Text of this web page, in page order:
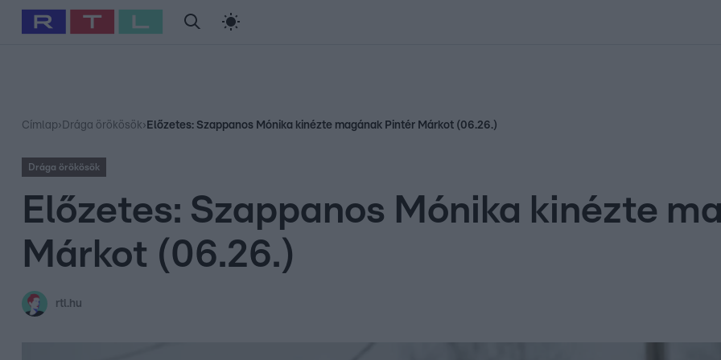
Babits Marcella Szellő István Most Wanted
Címlap› Drága örökösök› Előzetes: Szappanos Mónika kinézte magának Pintér Márkot (06.26.)
Drága örökösök
Előzetes: Szappanos Mónika kinézte
Márkot (06.26.)
rtl.hu